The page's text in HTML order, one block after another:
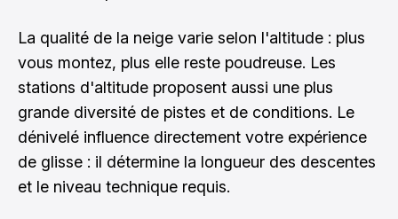
La qualité de la neige varie selon l'altitude : plus
vous montez, plus elle reste poudreuse. Les
stations d'altitude proposent aussi une plus
grande diversité de pistes et de conditions. Le
dénivelé influence directement votre expérience
de glisse : il détermine la longueur des descentes
et le niveau technique requis.